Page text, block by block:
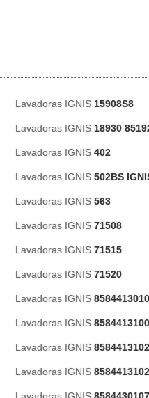
Lavadoras IGNIS 15908S8
Lavadoras IGNIS 18930
Lavadoras IGNIS 402
Lavadoras IGNIS 502BS
Lavadoras IGNIS 563
Lavadoras IGNIS 71508
Lavadoras IGNIS 71515
Lavadoras IGNIS 71520
Lavadoras IGNIS
Lavadoras IGNIS
Lavadoras IGNIS
Lavadoras IGNIS